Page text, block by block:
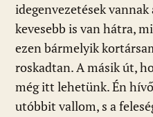
idegenvezetések
kevesebb is van hátra,
ezen bármelyik
roskadtan. A másik út,
még itt lehetünk. Én
utóbbit vallom, s a